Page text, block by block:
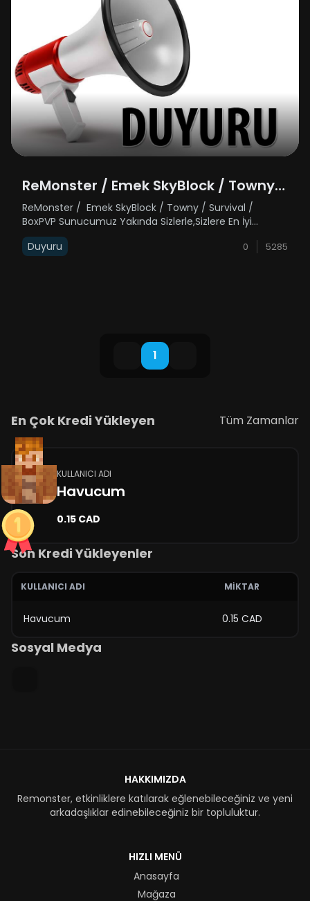
ReMonster / Emek SkyBlock / Towny /
Survival / BoxPVP
ReMonster / Emek SkyBlock / Towny / Survival /
BoxPVP Sunucumuz Yakında Sizlerle,Sizlere En İyi
Hizmeti Verebilmek Adına Elimizden Gelen En İyi
Sistemlerle Birlikte Güçlü Makinelerle
Duyuru 0 5285
1
En Çok Kredi Yükleyen Tüm Zamanlar
KULLANICI ADI
Havucum
0.15 CAD
Son Kredi Yükleyenler
KULLANICI ADI MIKTAR
Havucum 0.15 CAD
Sosyal Medya
HAKKIMIZDA
Remonster, etkinliklere katılarak eğlenebileceğiniz ve yeni
arkadaşlıklar edinebileceğiniz bir topluluktur.
HIZLI MENÜ
Anasayfa
Mağaza